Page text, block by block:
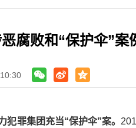
腐败和“保护伞”案
罪集团充当“保护伞”案。